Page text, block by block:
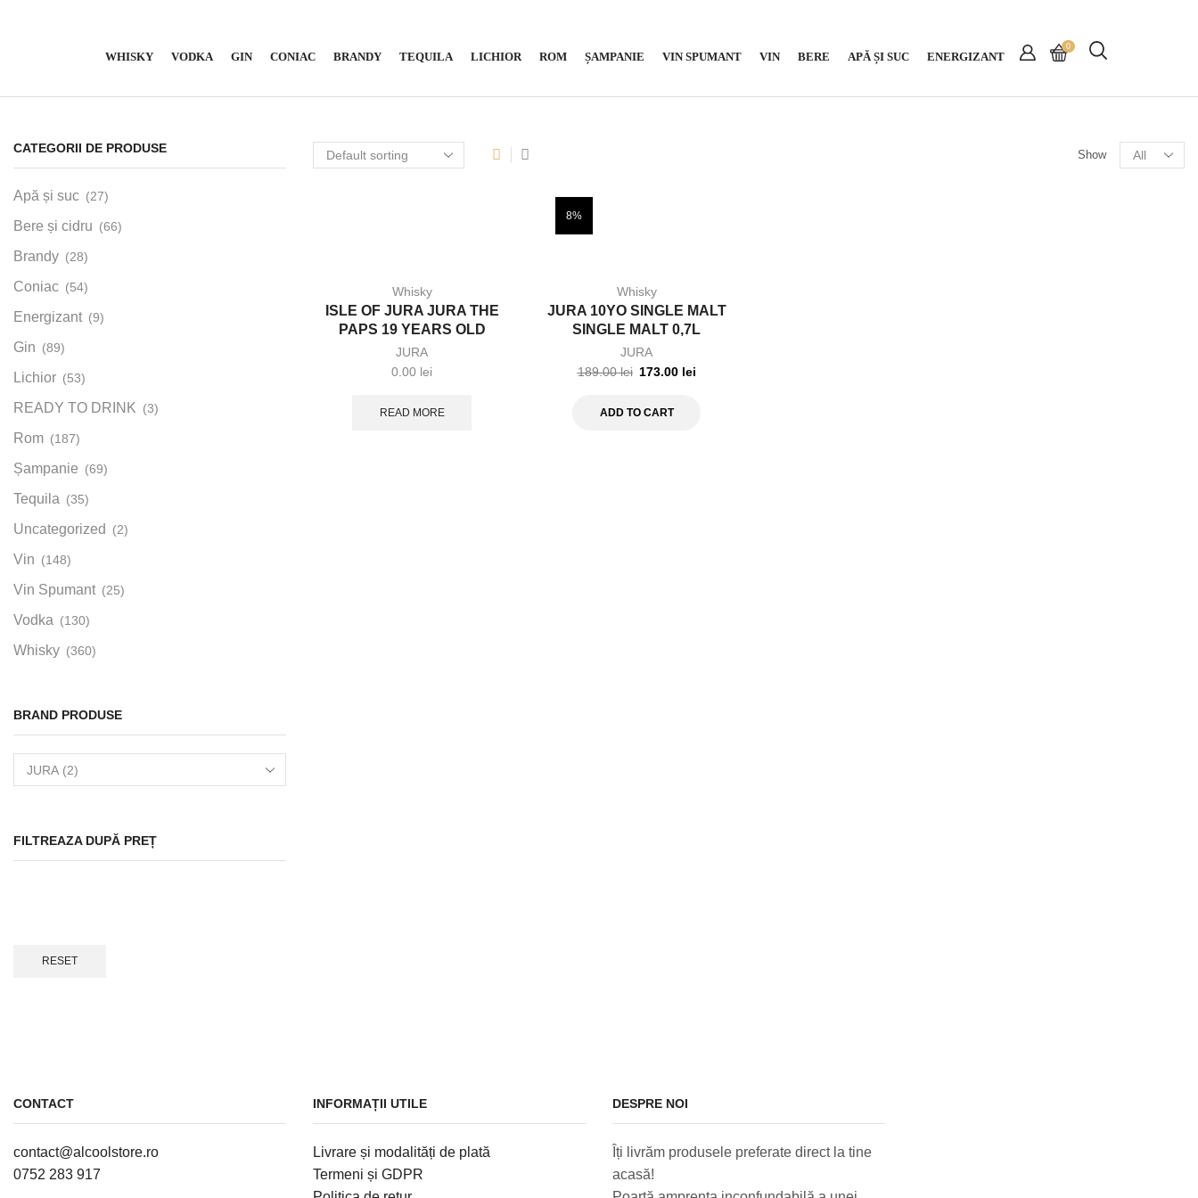
WHISKY VODKA GIN CONIAC BRANDY TEQUILA LICHIOR ROM ȘAMPANIE VIN SPUMANT VIN BERE APĂ ȘI SUC ENERGIZANT
0
Show
Whisky
ISLE OF JURA JURA THE
PAPS 19 YEARS OLD
SCOTCH WHISKY 0,7L
JURA
0.00 lei
READ MORE
8%
Whisky
JURA 10YO SINGLE MALT
SINGLE MALT 0,7L
JURA
189.00lei 173.00 lei
ADD TO CART
CATEGORII DE PRODUSE
Apă și suc (27)
Bere și cidru (66)
Brandy (28)
Coniac (54)
Energizant (9)
Gin (89)
Lichior (53)
READY TO DRINK (3)
Rom (187)
Șampanie (69)
Tequila (35)
Uncategorized (2)
Vin (148)
Vin Spumant (25)
Vodka (130)
Whisky (360)
BRAND PRODUSE
FILTREAZA DUPĂ PREȚ
RESET
CONTACT
contact@alcoolstore.ro
0752 283 917
INFORMAȚII UTILE
Livrare și modalități de plată
Termeni și GDPR
DESPRE NOI
Îți livrăm produsele preferate direct la tine
acasă!